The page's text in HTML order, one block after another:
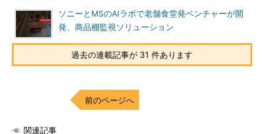
ソニーとMSのAIラボで老舗食堂発ベンチャーが開
発、商品棚監視ソリューション
過去の連載記事が 31 件あります
前のページへ
関連記事